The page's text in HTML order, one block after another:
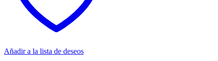
Añadir a la lista de deseos